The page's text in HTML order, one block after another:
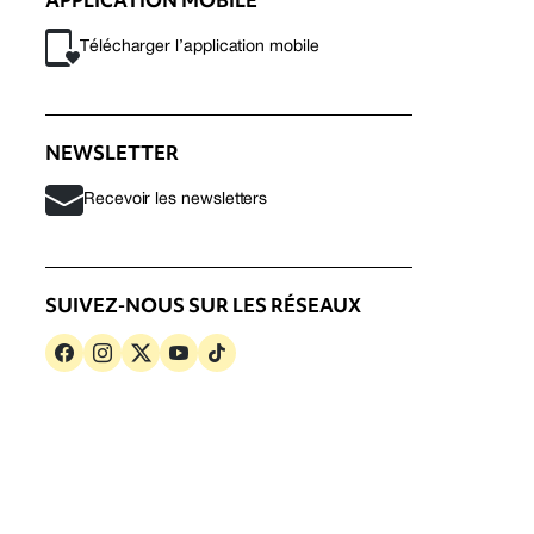
Télécharger l’application mobile
NEWSLETTER
Recevoir les newsletters
SUIVEZ-NOUS SUR LES RÉSEAUX